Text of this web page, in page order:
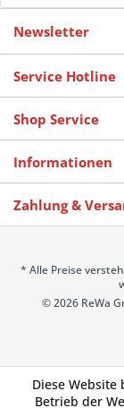
Newsletter
Service Hotline
Shop Service
Informationen
Zahlung &
* Alle Preise
© 2026 ReWa
Diese
Betrieb der